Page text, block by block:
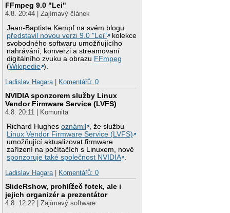
FFmpeg 9.0 "Lei"
4.8. 20:44 | Zajímavý článek
Jean-Baptiste Kempf na svém blogu
představil novou verzi 9.0 "Lei"
kolekce
svobodného softwaru umožňujícího
nahrávání, konverzi a streamovaní
digitálního zvuku a obrazu FFmpeg
(Wikipedie ).
Ladislav Hagara| Komentářů: 0
NVIDIA sponzorem služby Linux
Vendor Firmware Service (LVFS)
4.8. 20:11 | Komunita
Richard Hughesoznámil
, že službu
Linux Vendor Firmware Service (LVFS)
umožňující aktualizovat firmware
zařízení na počítačích s Linuxem, nově
sponzoruje také společnost NVIDIA .
Ladislav Hagara| Komentářů: 0
SlideRshow, prohlížeč fotek, ale i
jejich organizér a prezentátor
4.8. 12:22 | Zajímavý software